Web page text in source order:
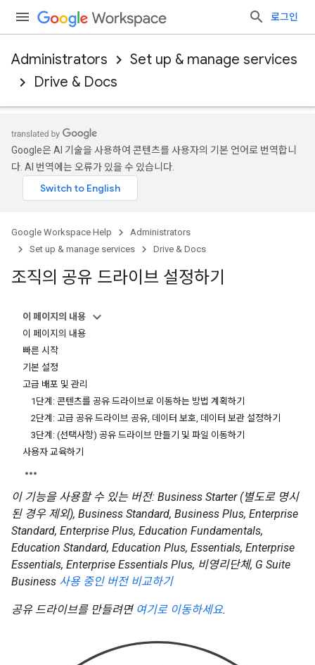
로그인
Administrators
Set up & manage services
Drive & Docs
Google은 AI 기술을 사용하여 콘텐츠를 사용자의 기본 언어로 번역합니
다. AI 번역에는 오류가 있을 수 있습니다.
Google Workspace Help
Administrators
Set up & manage services
Drive & Docs
조직의 공유 드라이브 설정하기
이 페이지의 내용
이 페이지의 내용
빠른 시작
기본 설정
고급 배포 및 관리
1단계: 콘텐츠를 공유 드라이브로 이동하는 방법 계획하기
2단계: 고급 공유 드라이브 공유, 데이터 보호, 데이터 보관 설정하기
3단계: (선택사항) 공유 드라이브 만들기 및 파일 이동하기
사용자 교육하기
이 기능을 사용할 수 있는 버전: Business Starter (별도로 명시
된 경우 제외), Business Standard, Business Plus, Enterprise
Standard, Enterprise Plus, Education Fundamentals,
Education Standard, Education Plus, Essentials, Enterprise
Essentials, Enterprise Essentials Plus, 비영리단체, G Suite
Business 사용 중인 버전 비교하기
공유 드라이브를 만들려면 여기로 이동하세요.